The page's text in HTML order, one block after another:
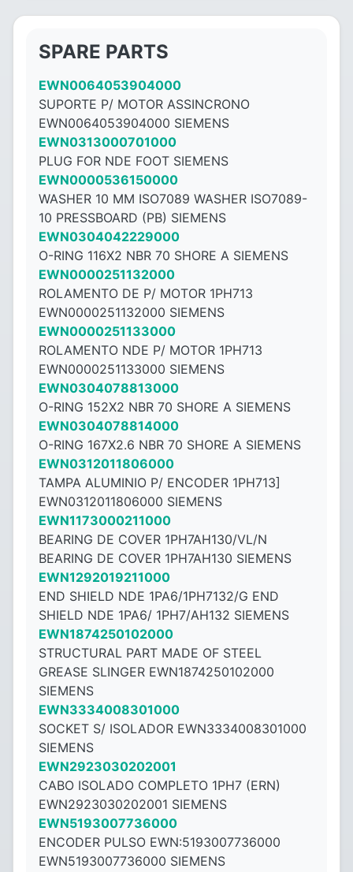
SPARE PARTS
EWN0064053904000
SUPORTE P/ MOTOR ASSINCRONO
EWN0064053904000 SIEMENS
EWN0313000701000
PLUG FOR NDE FOOT SIEMENS
EWN0000536150000
WASHER 10 MM ISO7089 WASHER ISO7089-
10 PRESSBOARD (PB) SIEMENS
EWN0304042229000
O-RING 116X2 NBR 70 SHORE A SIEMENS
EWN0000251132000
ROLAMENTO DE P/ MOTOR 1PH713
EWN0000251132000 SIEMENS
EWN0000251133000
ROLAMENTO NDE P/ MOTOR 1PH713
EWN0000251133000 SIEMENS
EWN0304078813000
O-RING 152X2 NBR 70 SHORE A SIEMENS
EWN0304078814000
O-RING 167X2.6 NBR 70 SHORE A SIEMENS
EWN0312011806000
TAMPA ALUMINIO P/ ENCODER 1PH713]
EWN0312011806000 SIEMENS
EWN1173000211000
BEARING DE COVER 1PH7AH130/VL/N
BEARING DE COVER 1PH7AH130 SIEMENS
EWN1292019211000
END SHIELD NDE 1PA6/1PH7132/G END
SHIELD NDE 1PA6/ 1PH7/AH132 SIEMENS
EWN1874250102000
STRUCTURAL PART MADE OF STEEL
GREASE SLINGER EWN1874250102000
SIEMENS
EWN3334008301000
SOCKET S/ ISOLADOR EWN3334008301000
SIEMENS
EWN2923030202001
CABO ISOLADO COMPLETO 1PH7 (ERN)
EWN2923030202001 SIEMENS
EWN5193007736000
ENCODER PULSO EWN:5193007736000
EWN5193007736000 SIEMENS